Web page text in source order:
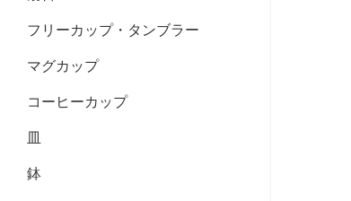
フリーカップ・タンブラー
マグカップ
コーヒーカップ
皿
鉢